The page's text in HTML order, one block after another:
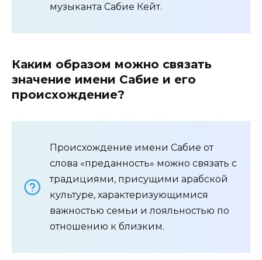
музыканта Сабие Кейт.
Каким образом можно связать
значение имени Сабие и его
происхождение?
Происхождение имени Сабие от
слова «преданность» можно связать с
традициями, присущими арабской
культуре, характеризующимися
важностью семьи и лояльностью по
отношению к близким.